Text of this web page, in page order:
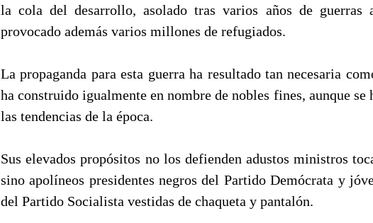
la cola del desarrollo, asolado tras varios años de guerras
provocado además varios millones de refugiados.
La propaganda para esta guerra ha resultado tan necesaria
ha construido igualmente en nombre de nobles fines, aunque se
las tendencias de la época.
Sus elevados propósitos no los defienden adustos ministros
sino apolíneos presidentes negros del Partido Demócrata y
del Partido Socialista vestidas de chaqueta y pantalón.